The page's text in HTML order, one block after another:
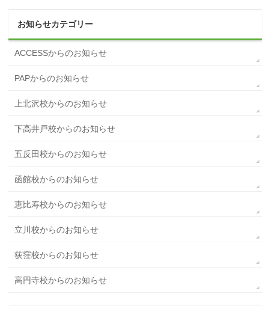
お知らせカテゴリー
ACCESSからのお知らせ
PAPからのお知らせ
上北沢校からのお知らせ
下高井戸校からのお知らせ
五反田校からのお知らせ
函館校からのお知らせ
恵比寿校からのお知らせ
立川校からのお知らせ
荻窪校からのお知らせ
高円寺校からのお知らせ